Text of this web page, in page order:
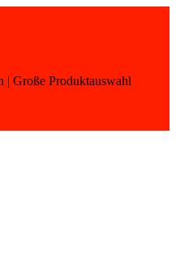
| Große Produktauswahl